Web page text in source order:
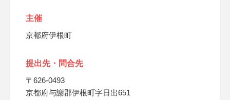
主催
京都府伊根町
提出先・問合先
〒626-0493
京都府与謝郡伊根町字日出651